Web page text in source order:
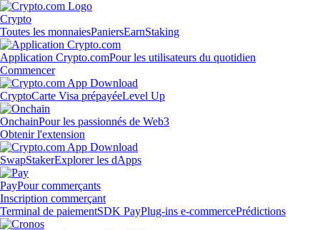
Crypto
Toutes les monnaiesPaniersEarnStaking
Application Crypto.comPour les utilisateurs du quotidien
Commencer
CryptoCarte Visa prépayéeLevel Up
OnchainPour les passionnés de Web3
Obtenir l'extension
SwapStakerExplorer les dApps
PayPour commerçants
Inscription commerçant
Terminal de paiementSDK PayPlug-ins e-commercePrédictions